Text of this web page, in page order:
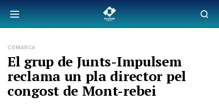
COMARCA
El grup de Junts-Impulsem
reclama un pla director pel
congost de Mont-rebei